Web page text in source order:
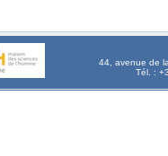
44, avenue de
Tél. :